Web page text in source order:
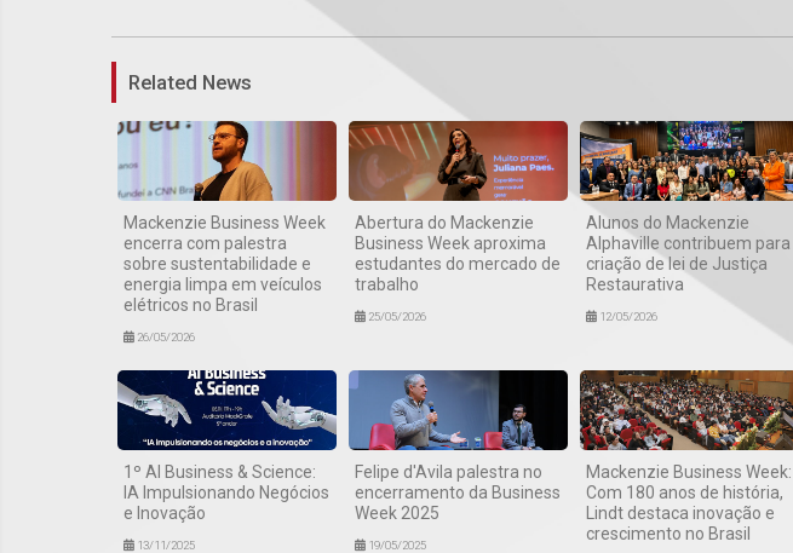
Related News
Mackenzie Business Week
encerra com palestra
sobre sustentabilidade e
energia limpa em veículos
elétricos no Brasil
26/05/2026
Abertura do Mackenzie
Business Week aproxima
estudantes do mercado de
trabalho
25/05/2026
Alunos do Mackenzie
Alphaville contribuem para
criação de lei de Justiça
Restaurativa
12/05/2026
1º AI Business & Science:
IA Impulsionando Negócios
e Inovação
13/11/2025
Felipe d'Avila palestra no
encerramento da Business
Week 2025
19/05/2025
Mackenzie Business Week:
Com 180 anos de história,
Lindt destaca inovação e
crescimento no Brasil